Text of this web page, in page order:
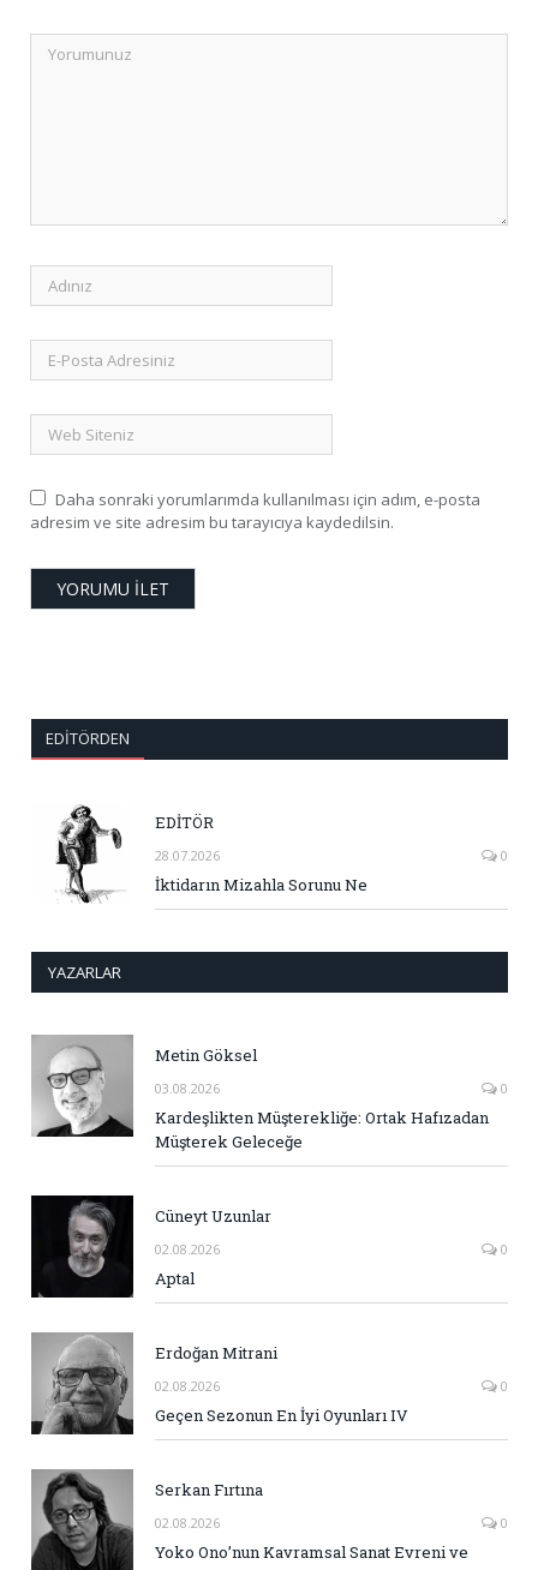
Daha sonraki yorumlarımda kullanılması için adım, e-posta
adresim ve site adresim bu tarayıcıya kaydedilsin.
EDITÖRDEN
EDİTÖR
28.07.2026 0
İktidarın Mizahla Sorunu Ne
YAZARLAR
Metin Göksel
03.08.2026 0
Kardeşlikten Müşterekliğe: Ortak Hafızadan
Müşterek Geleceğe
Cüneyt Uzunlar
02.08.2026 0
Aptal
Erdoğan Mitrani
02.08.2026 0
Geçen Sezonun En İyi Oyunları IV
Serkan Fırtına
02.08.2026 0
Yoko Ono’nun Kavramsal Sanat Evreni ve